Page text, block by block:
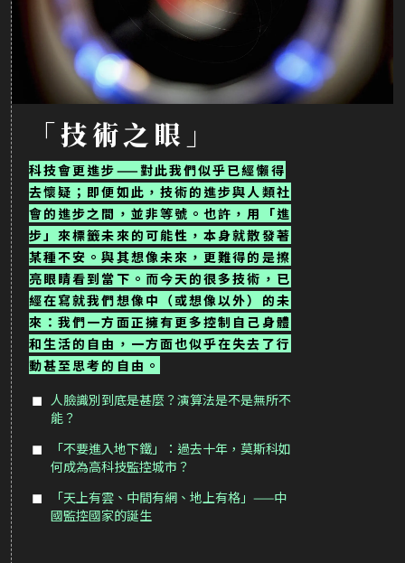
「技術之眼」
科技會更進步——對此我們似乎已經懶得
去懷疑；即便如此，技術的進步與人類社
會的進步之間，並非等號。也許，用「進
步」來標籤未來的可能性，本身就散發著
某種不安。與其想像未來，更難得的是擦
亮眼睛看到當下。而今天的很多技術，已
經在寫就我們想像中（或想像以外）的未
來：我們一方面正擁有更多控制自己身體
和生活的自由，一方面也似乎在失去了行
動甚至思考的自由。
人臉識別到底是甚麼？演算法是不是無所不
能？
「不要進入地下鐵」：過去十年，莫斯科如
何成為高科技監控城市？
「天上有雲、中間有網、地上有格」——中
國監控國家的誕生